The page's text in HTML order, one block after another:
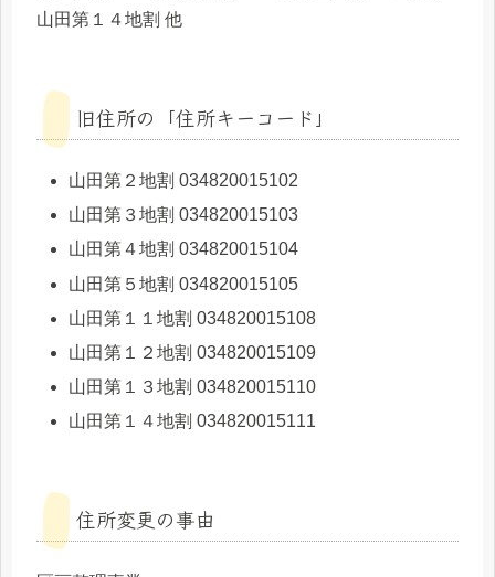
山田第１４地割 他
旧住所の「住所キーコード」
山田第２地割 034820015102
山田第３地割 034820015103
山田第４地割 034820015104
山田第５地割 034820015105
山田第１１地割 034820015108
山田第１２地割 034820015109
山田第１３地割 034820015110
山田第１４地割 034820015111
住所変更の事由